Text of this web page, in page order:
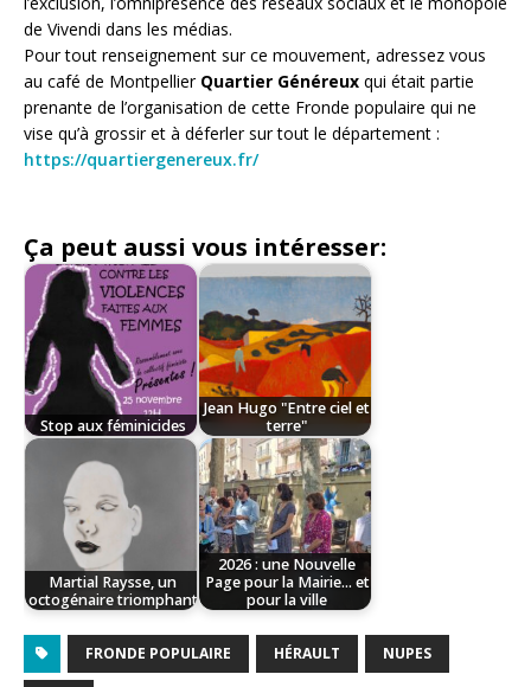
de Vivendi dans les médias.
Pour tout renseignement sur ce mouvement, adressez vous
au café de Montpellier Quartier Généreux qui était partie
prenante de l’organisation de cette Fronde populaire qui ne
vise qu’à grossir et à déferler sur tout le département :
https://quartiergenereux.fr/
Ça peut aussi vous intéresser:
Stop aux féminicides
Jean Hugo "Entre ciel et
terre"
Martial Raysse, un
octogénaire triomphant
2026 : une Nouvelle
Page pour la Mairie... et
pour la ville
FRONDE POPULAIRE HÉRAULT NUPES